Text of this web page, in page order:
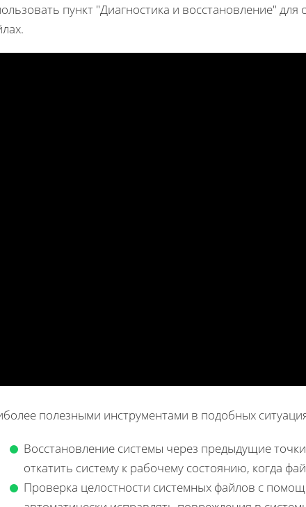
пункт "Диагностика и восстановление"
полезными инструментами в подобных
Восстановление системы через предыдущие
откатить систему к рабочему состоянию, когда
Проверка целостности системных файлов с